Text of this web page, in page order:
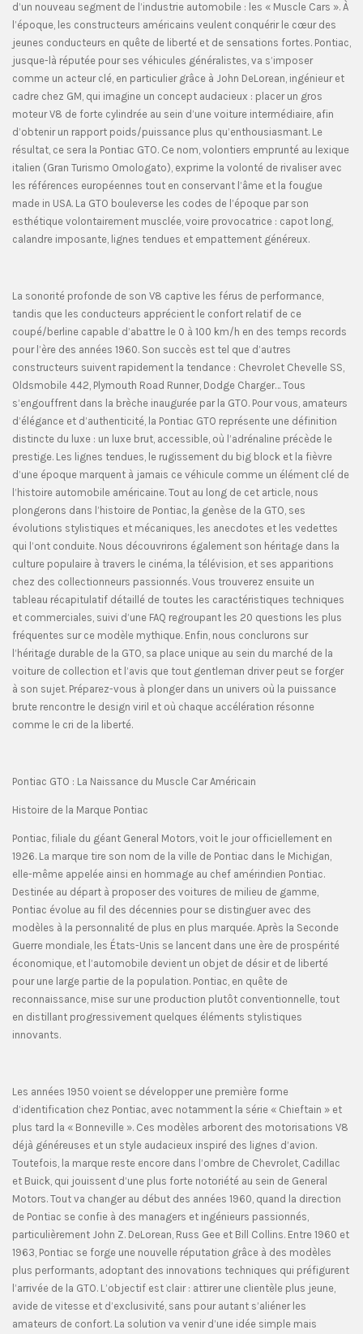
d’un nouveau segment de l’industrie automobile : les « Muscle Cars ». À
l’époque, les constructeurs américains veulent conquérir le cœur des
jeunes conducteurs en quête de liberté et de sensations fortes. Pontiac,
jusque-là réputée pour ses véhicules généralistes, va s’imposer
comme un acteur clé, en particulier grâce à John DeLorean, ingénieur et
cadre chez GM, qui imagine un concept audacieux : placer un gros
moteur V8 de forte cylindrée au sein d’une voiture intermédiaire, afin
d’obtenir un rapport poids/puissance plus qu’enthousiasmant. Le
résultat, ce sera la Pontiac GTO. Ce nom, volontiers emprunté au lexique
italien (Gran Turismo Omologato), exprime la volonté de rivaliser avec
les références européennes tout en conservant l’âme et la fougue
made in USA. La GTO bouleverse les codes de l’époque par son
esthétique volontairement musclée, voire provocatrice : capot long,
calandre imposante, lignes tendues et empattement généreux.
La sonorité profonde de son V8 captive les férus de performance,
tandis que les conducteurs apprécient le confort relatif de ce
coupé/berline capable d’abattre le 0 à 100 km/h en des temps records
pour l’ère des années 1960. Son succès est tel que d’autres
constructeurs suivent rapidement la tendance : Chevrolet Chevelle SS,
Oldsmobile 442, Plymouth Road Runner, Dodge Charger… Tous
s’engouffrent dans la brèche inaugurée par la GTO. Pour vous, amateurs
d’élégance et d’authenticité, la Pontiac GTO représente une définition
distincte du luxe : un luxe brut, accessible, où l’adrénaline précède le
prestige. Les lignes tendues, le rugissement du big block et la fièvre
d’une époque marquent à jamais ce véhicule comme un élément clé de
l’histoire automobile américaine. Tout au long de cet article, nous
plongerons dans l’histoire de Pontiac, la genèse de la GTO, ses
évolutions stylistiques et mécaniques, les anecdotes et les vedettes
qui l’ont conduite. Nous découvrirons également son héritage dans la
culture populaire à travers le cinéma, la télévision, et ses apparitions
chez des collectionneurs passionnés. Vous trouverez ensuite un
tableau récapitulatif détaillé de toutes les caractéristiques techniques
et commerciales, suivi d’une FAQ regroupant les 20 questions les plus
fréquentes sur ce modèle mythique. Enfin, nous conclurons sur
l’héritage durable de la GTO, sa place unique au sein du marché de la
voiture de collection et l’avis que tout gentleman driver peut se forger
à son sujet. Préparez-vous à plonger dans un univers où la puissance
brute rencontre le design viril et où chaque accélération résonne
comme le cri de la liberté.
Pontiac GTO : La Naissance du Muscle Car Américain
Histoire de la Marque Pontiac
Pontiac, filiale du géant General Motors, voit le jour officiellement en
1926. La marque tire son nom de la ville de Pontiac dans le Michigan,
elle-même appelée ainsi en hommage au chef amérindien Pontiac.
Destinée au départ à proposer des voitures de milieu de gamme,
Pontiac évolue au fil des décennies pour se distinguer avec des
modèles à la personnalité de plus en plus marquée. Après la Seconde
Guerre mondiale, les États-Unis se lancent dans une ère de prospérité
économique, et l’automobile devient un objet de désir et de liberté
pour une large partie de la population. Pontiac, en quête de
reconnaissance, mise sur une production plutôt conventionnelle, tout
en distillant progressivement quelques éléments stylistiques
innovants.
Les années 1950 voient se développer une première forme
d’identification chez Pontiac, avec notamment la série « Chieftain » et
plus tard la « Bonneville ». Ces modèles arborent des motorisations V8
déjà généreuses et un style audacieux inspiré des lignes d’avion.
Toutefois, la marque reste encore dans l’ombre de Chevrolet, Cadillac
et Buick, qui jouissent d’une plus forte notoriété au sein de General
Motors. Tout va changer au début des années 1960, quand la direction
de Pontiac se confie à des managers et ingénieurs passionnés,
particulièrement John Z. DeLorean, Russ Gee et Bill Collins. Entre 1960 et
1963, Pontiac se forge une nouvelle réputation grâce à des modèles
plus performants, adoptant des innovations techniques qui préfigurent
l’arrivée de la GTO. L’objectif est clair : attirer une clientèle plus jeune,
avide de vitesse et d’exclusivité, sans pour autant s’aliéner les
amateurs de confort. La solution va venir d’une idée simple mais